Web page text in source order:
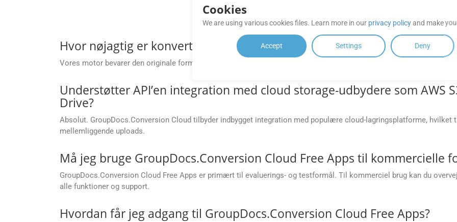
Hvor nøjagtig er konverteringen for komplekse layouts (f.eks. tabeller,
Vores motor bevarer den originale formatering med 99 % nøjagtighed, især for tabeller og vektorgrafik; dog i edge-
Understøtter API’en integration med cloud storage-udbydere som AWS
Drive?
Absolut. GroupDocs.Conversion Cloud tilbyder indbygget integration med populære cloud-lagringsplatforme, hvilket
mellemliggende uploads.
Må jeg bruge GroupDocs.Conversion Cloud Free Apps til kommercielle
GroupDocs.Conversion Cloud Free Apps er primært til evaluerings- og testformål. Til kommerciel brug kan du
alle funktioner og support.
Hvordan får jeg adgang til GroupDocs.Conversion Cloud Free Apps?
Cookies
We are using various cookies files. Learn more in our privacy policyand make
Accept Settings Deny